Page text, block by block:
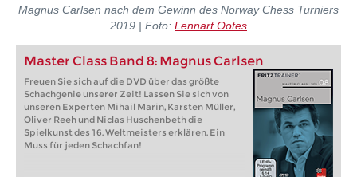
Magnus Carlsen nach dem Gewinn des Norway Chess Turniers
2019 | Foto: Lennart Ootes
Master Class Band 8: Magnus Carlsen
Freuen Sie sich auf die DVD über das größte
Schachgenie unserer Zeit! Lassen Sie sich von
unseren Experten Mihail Marin, Karsten Müller,
Oliver Reeh und Niclas Huschenbeth die
Spielkunst des 16. Weltmeisters erklären. Ein
Muss für jeden Schachfan!